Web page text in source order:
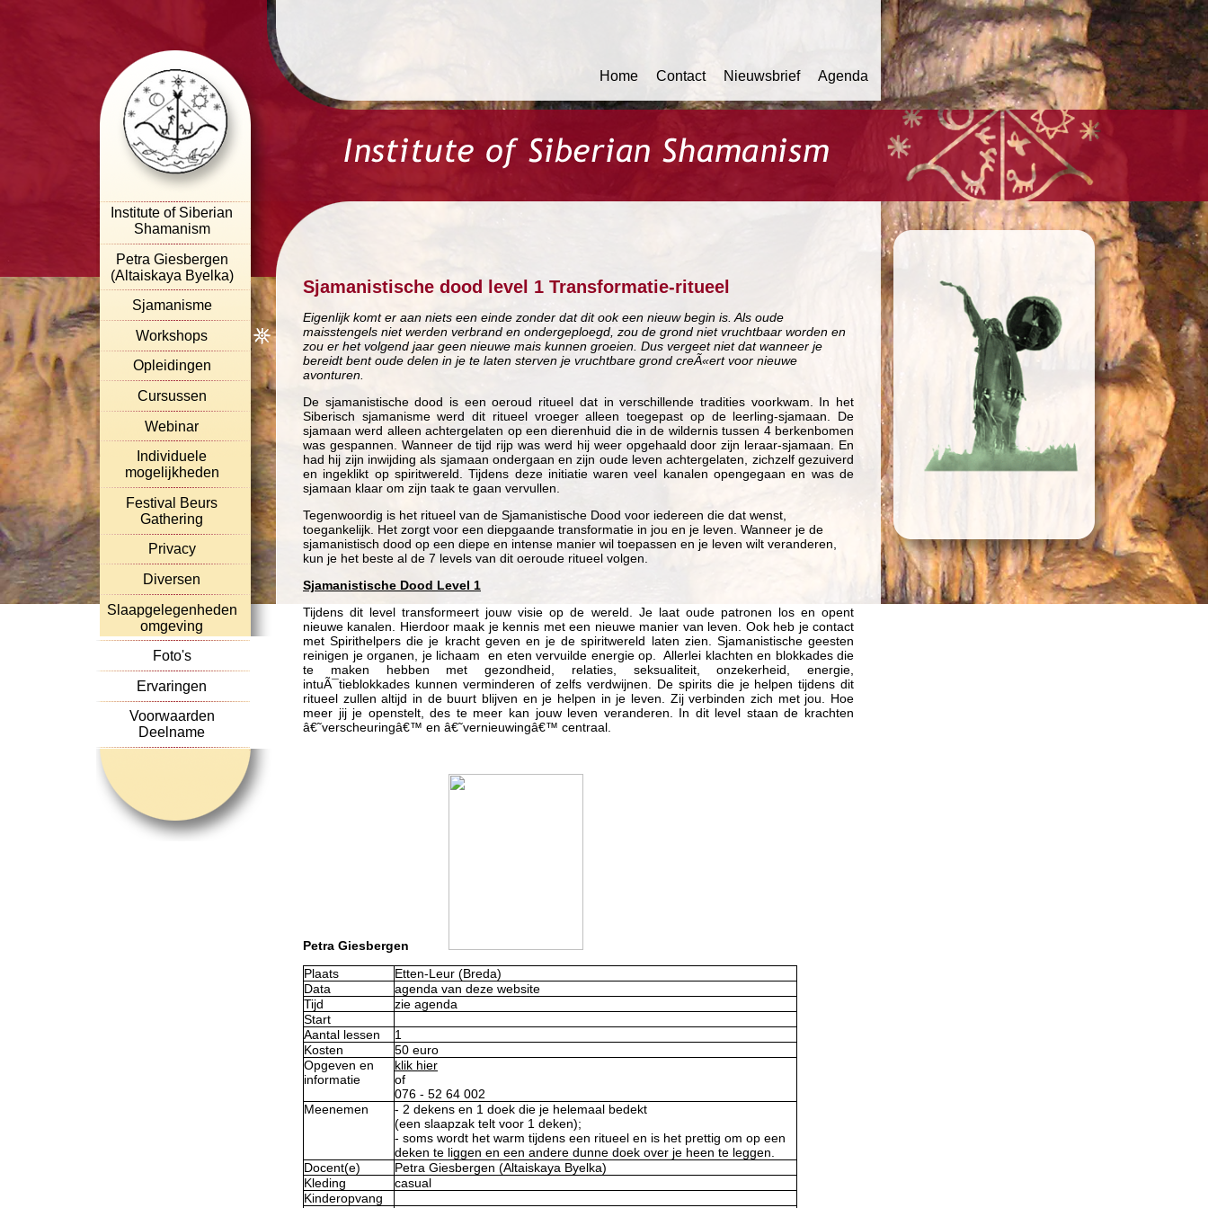
Home Contact Nieuwsbrief Agenda
Institute of Siberian
Shamanism
Petra Giesbergen
(Altaiskaya Byelka)
Sjamanisme
Workshops
Opleidingen
Cursussen
Webinar
Individuele
mogelijkheden
Festival Beurs
Gathering
Privacy
Diversen
Slaapgelegenheden
omgeving
Foto's
Ervaringen
Voorwaarden
Deelname
Sjamanistische dood level 1 Transformatie-ritueel
Eigenlijk komt er aan niets een einde zonder dat dit ook een nieuw begin is. Als oude
maisstengels niet werden verbrand en ondergeploegd, zou de grond niet vruchtbaar worden en
zou er het volgend jaar geen nieuwe mais kunnen groeien. Dus vergeet niet dat wanneer je
bereidt bent oude delen in je te laten sterven je vruchtbare grond creÃ«ert voor nieuwe
avonturen.
De sjamanistische dood is een oeroud ritueel dat in verschillende tradities voorkwam. In het
Siberisch sjamanisme werd dit ritueel vroeger alleen toegepast op de leerling-sjamaan. De
sjamaan werd alleen achtergelaten op een dierenhuid die in de wildernis tussen 4 berkenbomen
was gespannen. Wanneer de tijd rijp was werd hij weer opgehaald door zijn leraar-sjamaan. En
had hij zijn inwijding als sjamaan ondergaan en zijn oude leven achtergelaten, zichzelf gezuiverd
en ingeklikt op spiritwereld. Tijdens deze initiatie waren veel kanalen opengegaan en was de
sjamaan klaar om zijn taak te gaan vervullen.
Tegenwoordig is het ritueel van de Sjamanistische Dood voor iedereen die dat wenst,
toegankelijk. Het zorgt voor een diepgaande transformatie in jou en je leven. Wanneer je de
sjamanistisch dood op een diepe en intense manier wil toepassen en je leven wilt veranderen,
kun je het beste al de 7 levels van dit oeroude ritueel volgen.
Sjamanistische Dood Level 1
Tijdens dit level transformeert jouw visie op de wereld. Je laat oude patronen los en opent
nieuwe kanalen. Hierdoor maak je kennis met een nieuwe manier van leven. Ook heb je contact
met Spirithelpers die je kracht geven en je de spiritwereld laten zien. Sjamanistische geesten
reinigen je organen, je lichaam en eten vervuilde energie op. Allerlei klachten en blokkades die
te maken hebben met gezondheid, relaties, seksualiteit, onzekerheid, energie,
intuÃ¯tieblokkades kunnen verminderen of zelfs verdwijnen. De spirits die je helpen tijdens dit
ritueel zullen altijd in de buurt blijven en je helpen in je leven. Zij verbinden zich met jou. Hoe
meer jij je openstelt, des te meer kan jouw leven veranderen. In dit level staan de krachten
â€˜verscheuringâ€™ en â€˜vernieuwingâ€™ centraal.
Petra Giesbergen
Plaats
Etten-Leur (Breda)
Data
agenda van deze website
Tijd
zie agenda
Start
Aantal lessen
1
Kosten
50 euro
Opgeven en
informatie
klik hier
of
076 - 52 64 002
Meenemen
- 2 dekens en 1 doek die je helemaal bedekt
(een slaapzak telt voor 1 deken);
- soms wordt het warm tijdens een ritueel en is het prettig om op een
deken te liggen en een andere dunne doek over je heen te leggen.
Docent(e)
Petra Giesbergen (Altaiskaya Byelka)
Kleding
casual
Kinderopvang